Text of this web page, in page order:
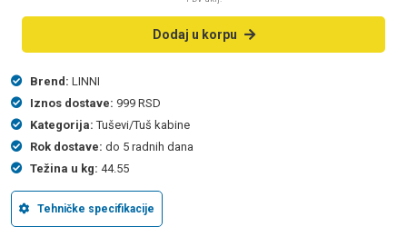
Dodaj u korpu
Brend: LINNI
Iznos dostave: 999 RSD
Kategorija: Tuševi/Tuš kabine
Rok dostave: do 5 radnih dana
Težina u kg: 44.55
Tehničke specifikacije